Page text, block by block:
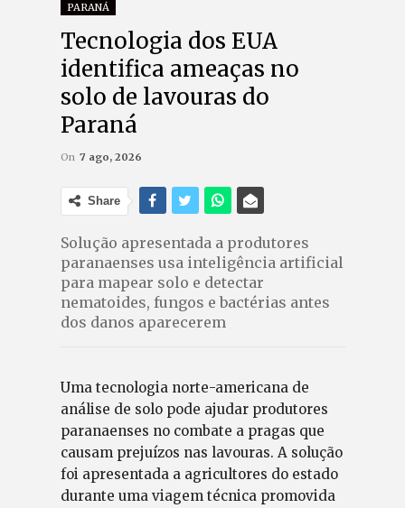
PARANÁ
Tecnologia dos EUA
identifica ameaças no
solo de lavouras do
Paraná
On 7 ago, 2026
Share
Solução apresentada a produtores
paranaenses usa inteligência artificial
para mapear solo e detectar
nematoides, fungos e bactérias antes
dos danos aparecerem
Uma tecnologia norte-americana de
análise de solo pode ajudar produtores
paranaenses no combate a pragas que
causam prejuízos nas lavouras. A solução
foi apresentada a agricultores do estado
durante uma viagem técnica promovida